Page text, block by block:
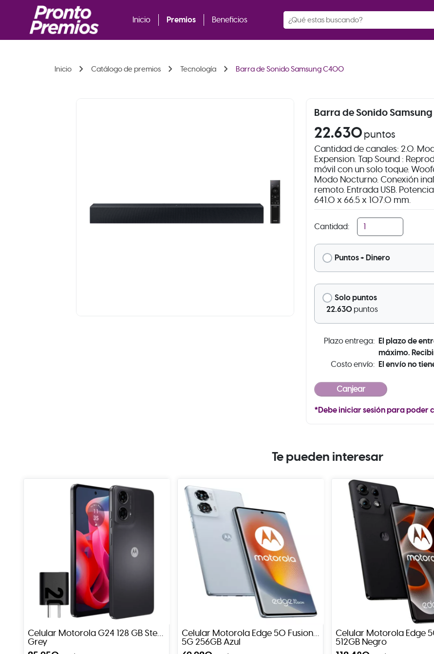
Inicio Premios Beneficios
Inicio chevron_right Catálogo de premios chevron_right Tecnología chevron_right Barra de Sonido Samsung C400
Barra de Sonido
22.630 puntos
Cantidad de canales: 2.0.
Expension. Tap Sound :
móvil con un solo toque.
Modo Nocturno. Conexión
remoto. Entrada USB.
641.0 x 66.5 x 107.0 mm.
Cantidad:
Puntos + Dinero
Solo puntos
22.630 puntos
Plazo entrega: El plazo de
máximo.
Costo envío: El envío no
*Debe iniciar sesión para poder
Te pueden interesar
Celular Motorola G24 128 GB Steel
Grey
Celular Motorola Edge 50 Fusion
5G 256GB Azul
Celular Motorola Edge
512GB Negro